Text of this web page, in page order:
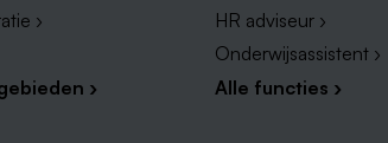
›
›
HR adviseur ›
Onderwijsassistent ›
Alle functies ›